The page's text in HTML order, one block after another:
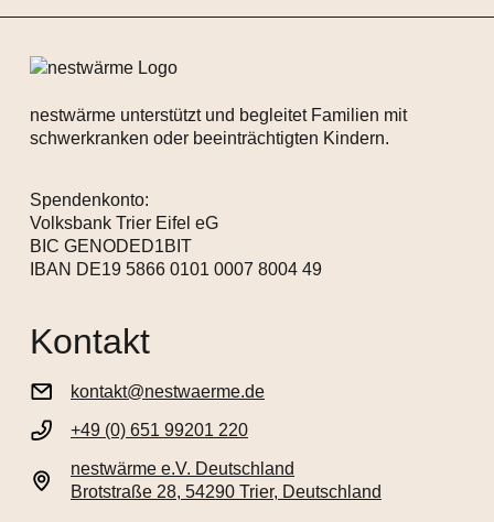
nestwärme unterstützt und begleitet Familien mit
schwerkranken oder beeinträchtigten Kindern.
Spendenkonto:
Volksbank Trier Eifel eG
BIC GENODED1BIT
IBAN DE19 5866 0101 0007 8004 49
Kontakt
kontakt@nestwaerme.de
+49 (0) 651 99201 220
nestwärme e.V. Deutschland
Brotstraße 28, 54290 Trier, Deutschland